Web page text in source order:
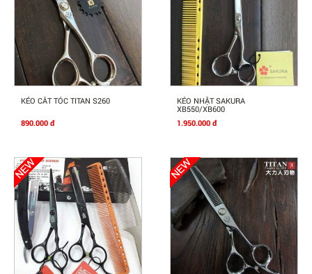
Mua Ngay
KÉO CẮT TÓC TITAN S260
890.000 đ
Mua Ngay
KÉO NHẬT SAKURA
XB550/XB600
1.950.000 đ